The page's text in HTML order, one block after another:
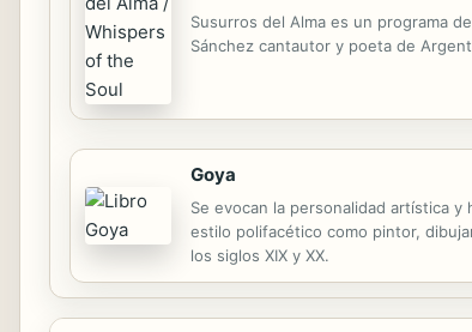
Susurros del Alma es un programa
Sánchez cantautor y poeta de
Goya
Se evocan la personalidad artística
estilo polifacético como pintor,
los siglos XIX y XX.